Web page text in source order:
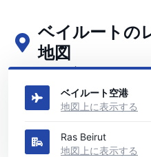
ベイルートの
地図
ベイルートの主要なレンタカ
ベイルート空港
地図上に表示する
Ras Beirut
地図上に表示する